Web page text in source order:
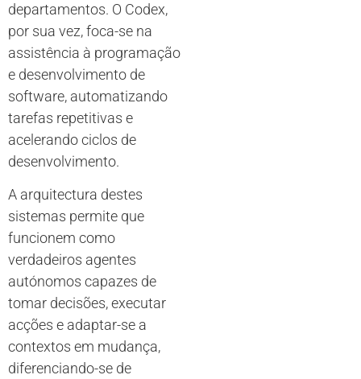
departamentos. O Codex,
por sua vez, foca-se na
assistência à programação
e desenvolvimento de
software, automatizando
tarefas repetitivas e
acelerando ciclos de
desenvolvimento.
A arquitectura destes
sistemas permite que
funcionem como
verdadeiros agentes
autónomos capazes de
tomar decisões, executar
acções e adaptar-se a
contextos em mudança,
diferenciando-se de